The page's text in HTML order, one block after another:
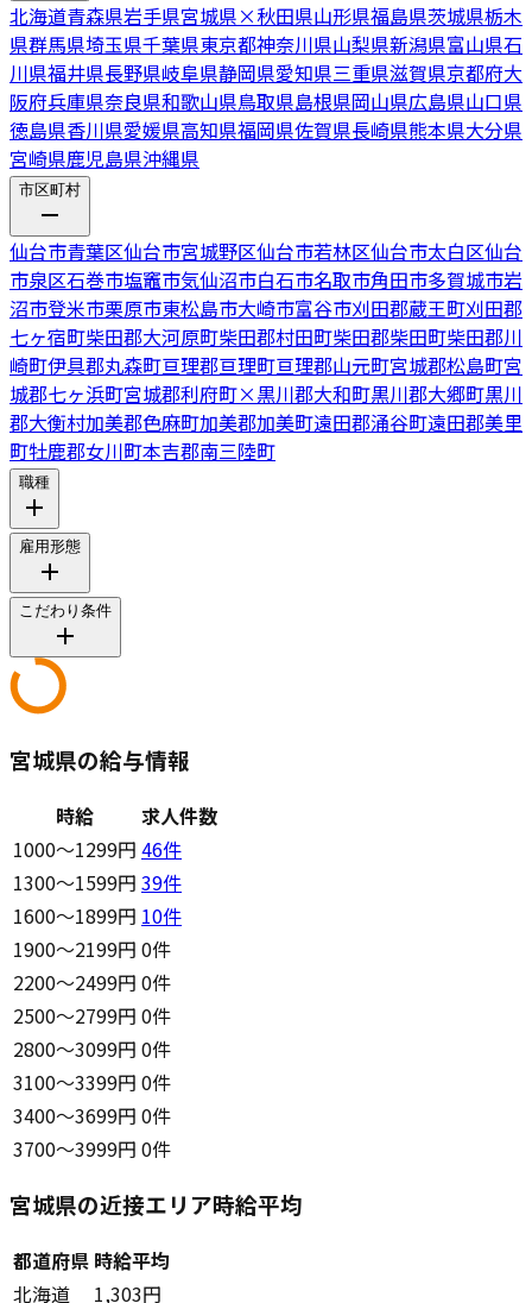
北海道青森県岩手県宮城県×秋田県山形県福島県茨城県栃木
県群馬県埼玉県千葉県東京都神奈川県山梨県新潟県富山県石
川県福井県長野県岐阜県静岡県愛知県三重県滋賀県京都府大
阪府兵庫県奈良県和歌山県鳥取県島根県岡山県広島県山口県
徳島県香川県愛媛県高知県福岡県佐賀県長崎県熊本県大分県
宮崎県鹿児島県沖縄県
市区町村
仙台市青葉区仙台市宮城野区仙台市若林区仙台市太白区仙台
市泉区石巻市塩竈市気仙沼市白石市名取市角田市多賀城市岩
沼市登米市栗原市東松島市大崎市富谷市刈田郡蔵王町刈田郡
七ヶ宿町柴田郡大河原町柴田郡村田町柴田郡柴田町柴田郡川
崎町伊具郡丸森町亘理郡亘理町亘理郡山元町宮城郡松島町宮
城郡七ヶ浜町宮城郡利府町×黒川郡大和町黒川郡大郷町黒川
郡大衡村加美郡色麻町加美郡加美町遠田郡涌谷町遠田郡美里
町牡鹿郡女川町本吉郡南三陸町
職種
雇用形態
こだわり条件
宮城県の給与情報
時給
求人件数
1000〜1299円 46件
1300〜1599円 39件
1600〜1899円 10件
1900〜2199円 0件
2200〜2499円 0件
2500〜2799円 0件
2800〜3099円 0件
3100〜3399円 0件
3400〜3699円 0件
3700〜3999円 0件
宮城県の近接エリア時給平均
都道府県 時給平均
北海道
1,303円